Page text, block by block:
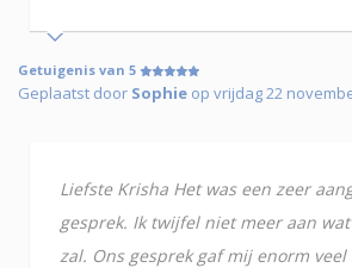
Getuigenis van 5
Geplaatst door Sophie op vrijdag 22
Liefste Krisha Het was een zeer
gesprek. Ik twijfel niet meer aan
zal. Ons gesprek gaf mij enorm